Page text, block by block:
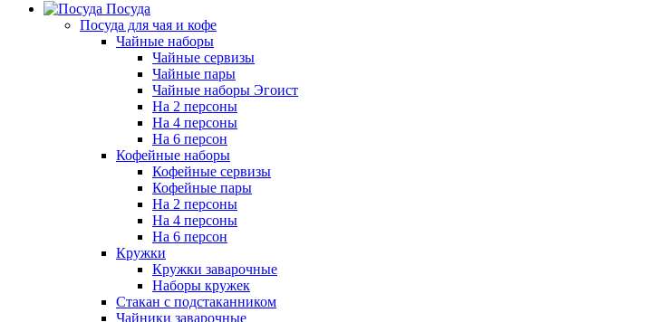
Посуда
Посуда для чая и кофе
Чайные наборы
Чайные сервизы
Чайные пары
Чайные наборы Эгоист
На 2 персоны
На 4 персоны
На 6 персон
Кофейные наборы
Кофейные сервизы
Кофейные пары
На 2 персоны
На 4 персоны
На 6 персон
Кружки
Кружки заварочные
Наборы кружек
Стакан с подстаканником
Чайники заварочные